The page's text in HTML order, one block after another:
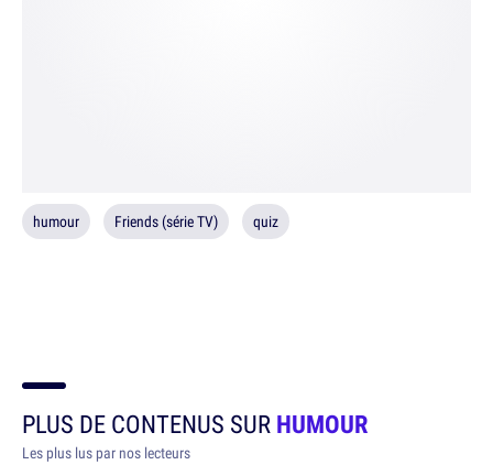
humour Friends (série TV) quiz
PLUS DE CONTENUS SURHUMOUR
Les plus lus par nos lecteurs